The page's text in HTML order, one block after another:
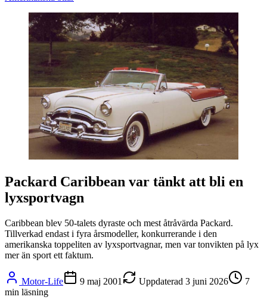
Packard Caribbean var tänkt att bli en
lyxsportvagn
Caribbean blev 50-talets dyraste och mest åtråvärda Packard.
Tillverkad endast i fyra årsmodeller, konkurrerande i den
amerikanska toppeliten av lyxsportvagnar, men var tonvikten på lyx
mer än sport ett faktum.
Motor-Life 9 maj 2001 Uppdaterad 3 juni 2026
7
min läsning